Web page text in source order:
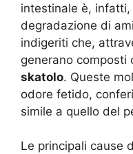
intestinale è,
degradazione di
indigeriti che,
generano composti
skatolo. Queste
odore fetido,
simile a quello del
Le principali cause